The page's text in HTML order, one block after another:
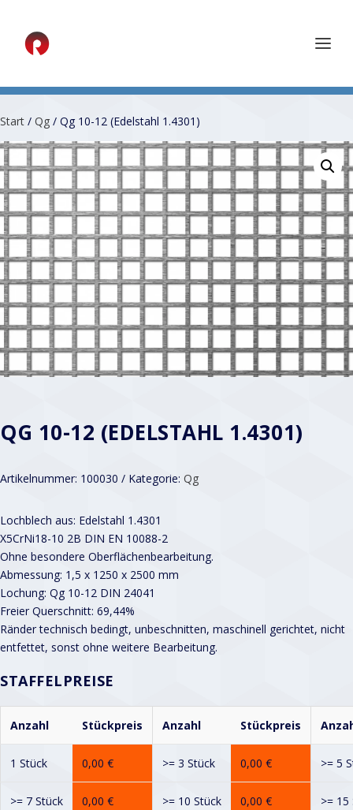
Start / Qg / Qg 10-12 (Edelstahl 1.4301)
QG 10-12 (EDELSTAHL 1.4301)
Artikelnummer: 100030 Kategorie: Qg
Lochblech aus: Edelstahl 1.4301
X5CrNi18-10 2B DIN EN 10088-2
Ohne besondere Oberflächenbearbeitung.
Abmessung: 1,5 x 1250 x 2500 mm
Lochung: Qg 10-12 DIN 24041
Freier Querschnitt: 69,44%
Ränder technisch bedingt, unbeschnitten, maschinell gerichtet, nicht
entfettet, sonst ohne weitere Bearbeitung.
STAFFELPREISE
Anzahl Stückpreis Anzahl Stückpreis
1 Stück 0,00 € >= 3 Stück 0,00 € >= 5
>= 7 Stück 0,00 € >= 10 Stück 0,00 € >= 15